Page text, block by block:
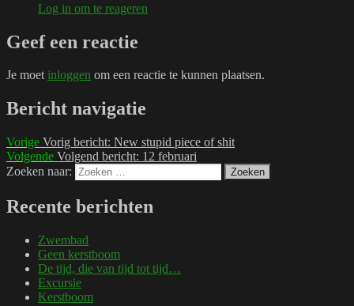
Log in om te reageren
Geef een reactie
Je moetinloggen om een reactie te kunnen plaatsen.
Bericht navigatie
Vorige Vorig bericht: New stupid piece of shit
Volgende Volgend bericht: 12 februari
Zoeken naar:
Zoeken
Recente berichten
Zwembad
Geen kerstboom
De tijd, die van tijd tot tijd…
Excursie
Kerstboom